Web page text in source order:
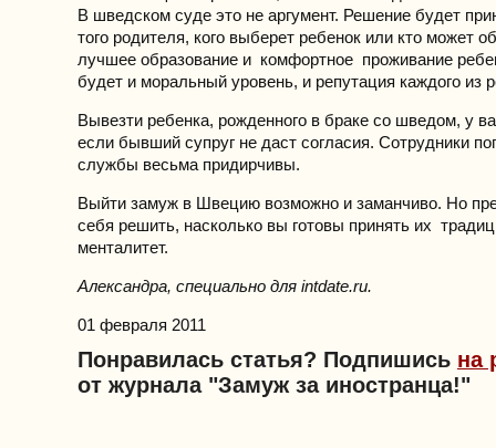
В шведском суде это не аргумент. Решение будет
того родителя, кого выберет ребенок или кто может
лучшее образование и комфортное проживание
будет и моральный уровень, и репутация каждого из
Вывезти ребенка, рожденного в браке со шведом, у
если бывший супруг не даст согласия. Сотрудники
службы весьма придирчивы.
Выйти замуж в Швецию возможно и заманчиво. Но
себя решить, насколько вы готовы принять их
менталитет.
Александра, специально для intdate.ru.
01 февраля 2011
Понравилась статья? Подпишись на
от журнала "Замуж за иностранца!"